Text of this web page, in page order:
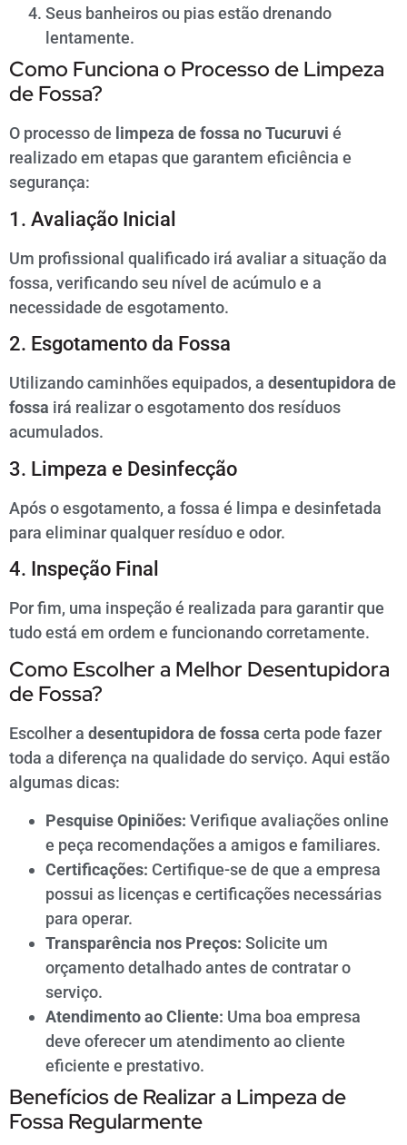
Seus banheiros ou pias estão drenando
lentamente.
Como Funciona o Processo de Limpeza
de Fossa?
O processo de limpeza de fossa no Tucuruvi é
realizado em etapas que garantem eficiência e
segurança:
1. Avaliação Inicial
Um profissional qualificado irá avaliar a situação da
fossa, verificando seu nível de acúmulo e a
necessidade de esgotamento.
2. Esgotamento da Fossa
Utilizando caminhões equipados, a desentupidora de
fossa irá realizar o esgotamento dos resíduos
acumulados.
3. Limpeza e Desinfecção
Após o esgotamento, a fossa é limpa e desinfetada
para eliminar qualquer resíduo e odor.
4. Inspeção Final
Por fim, uma inspeção é realizada para garantir que
tudo está em ordem e funcionando corretamente.
Como Escolher a Melhor Desentupidora
de Fossa?
Escolher a desentupidora de fossa certa pode fazer
toda a diferença na qualidade do serviço. Aqui estão
algumas dicas:
Pesquise Opiniões: Verifique avaliações online
e peça recomendações a amigos e familiares.
Certificações: Certifique-se de que a empresa
possui as licenças e certificações necessárias
para operar.
Transparência nos Preços: Solicite um
orçamento detalhado antes de contratar o
serviço.
Atendimento ao Cliente: Uma boa empresa
deve oferecer um atendimento ao cliente
eficiente e prestativo.
Benefícios de Realizar a Limpeza de
Fossa Regularmente